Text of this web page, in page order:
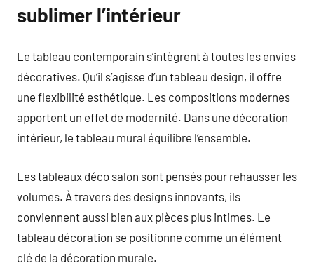
sublimer l’intérieur
Le tableau contemporain s’intègrent à toutes les envies
décoratives. Qu’il s’agisse d’un tableau design, il offre
une flexibilité esthétique. Les compositions modernes
apportent un effet de modernité. Dans une décoration
intérieur, le tableau mural équilibre l’ensemble.
Les tableaux déco salon sont pensés pour rehausser les
volumes. À travers des designs innovants, ils
conviennent aussi bien aux pièces plus intimes. Le
tableau décoration se positionne comme un élément
clé de la décoration murale.